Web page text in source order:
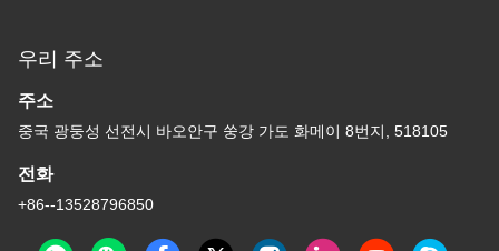
우리 주소
주소
중국 광둥성 선전시 바오안구 쑹강 가도 화메이 8번지, 518105
전화
+86--13528796850